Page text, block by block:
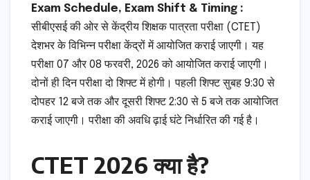
Exam Schedule, Exam Shift & Timing :
सीबीएसई की ओर से केंद्रीय शिक्षक पात्रता परीक्षा (CTET)
देशभर के विभिन्न परीक्षा केंद्रों में आयोजित कराई जाएगी। यह
परीक्षा 07 और 08 फरवरी, 2026 को आयोजित कराई जाएगी।
दोनों ही दिन परीक्षा दो शिफ्ट में होगी। पहली शिफ्ट सुबह 9:30 से
दोपहर 12 बजे तक और दूसरी शिफ्ट 2:30 से 5 बजे तक आयोजित
कराई जाएगी। परीक्षा की अवधि ढ़ाई घंटे निर्धारित की गई है।
CTET 2026 क्या है?